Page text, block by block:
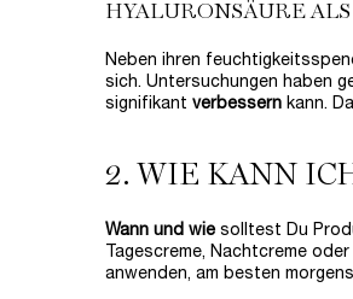
HYALURONSÄURE
Neben ihren
sich. Untersuchungen haben
signifikant verbessern kann.
2. WIE KANN
Wann und wiesolltest Du
Tagescreme, Nachtcreme
anwenden, am besten